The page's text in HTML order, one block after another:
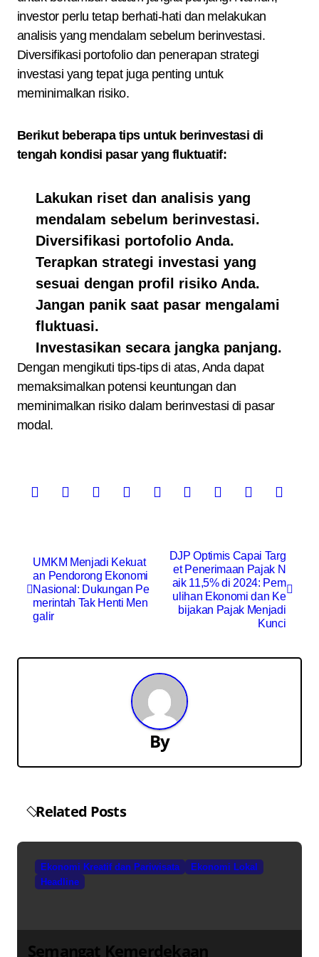
investor perlu tetap berhati-hati dan melakukan
analisis yang mendalam sebelum berinvestasi.
Diversifikasi portofolio dan penerapan strategi
investasi yang tepat juga penting untuk
meminimalkan risiko.
Berikut beberapa tips untuk berinvestasi di
tengah kondisi pasar yang fluktuatif:
Lakukan riset dan analisis yang
mendalam sebelum berinvestasi.
Diversifikasi portofolio Anda.
Terapkan strategi investasi yang
sesuai dengan profil risiko Anda.
Jangan panik saat pasar mengalami
fluktuasi.
Investasikan secara jangka panjang.
Dengan mengikuti tips-tips di atas, Anda dapat
memaksimalkan potensi keuntungan dan
meminimalkan risiko dalam berinvestasi di pasar
modal.
N
a
g
i
o
s
UMKM Menjadi Kekuat
an Pendorong Ekonomi
Nasional: Dukungan Pe
merintah Tak Henti Men
galir
DJP Optimis Capai Targ
et Penerimaan Pajak N
aik 11,5% di 2024: Pem
ulihan Ekonomi dan Ke
bijakan Pajak Menjadi
Kunci
By
Related Posts
Ekonomi Kreatif dan Pariwisata
Ekonomi Lokal
Headline
Semangat Kemerdekaan